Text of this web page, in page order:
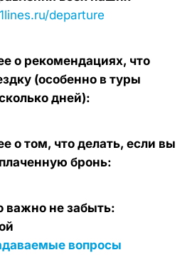
departure
о рекомендациях, что
(особенно в туры
дней):
о том, что делать, если вы
бронь:
важно не забыть:
вопросы